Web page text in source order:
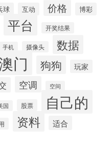
球 互动 价格 博彩
平台 开奖结果
手机 摄像头 数据
门 狗狗 玩家
空调 空间
国 股票 自己的
资料 适合